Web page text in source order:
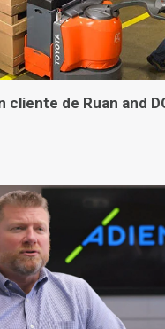
cliente de Ruan and